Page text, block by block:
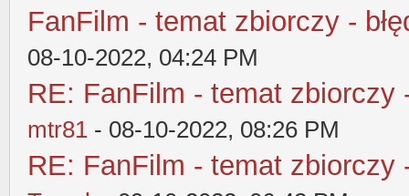
FanFilm - temat zbiorczy -
08-10-2022, 04:24 PM
RE: FanFilm - temat zbiorczy
mtr81 - 08-10-2022, 08:26 PM
RE: FanFilm - temat zbiorczy